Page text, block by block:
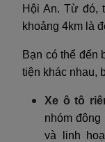
Hội An. Từ đó,
khoảng 4km là
Bạn có thể đến
tiện khác nhau,
Xe ô tô
nhóm
và linh